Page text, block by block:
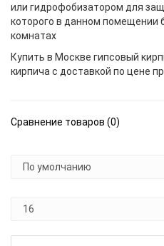
или гидрофобизатором для
которого в данном помещении
комнатах
Купить в Москве гипсовый
кирпича с доставкой по цене
Сравнение товаров (0)